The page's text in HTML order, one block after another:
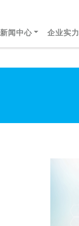
新闻中心 企业实力